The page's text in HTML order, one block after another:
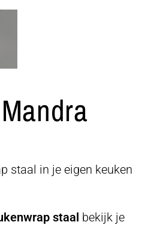
staal in je eigen keuken
staal bekijk je